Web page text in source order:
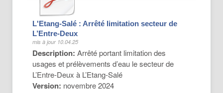
L'Etang-Salé : Arrêté limitation secteur de
L’Entre-Deux
mis à jour 10.04.25
Description: Arrêté portant limitation des
usages et prélèvements d’eau le secteur de
L’Entre-Deux à L’Etang-Salé
Version: novembre 2024